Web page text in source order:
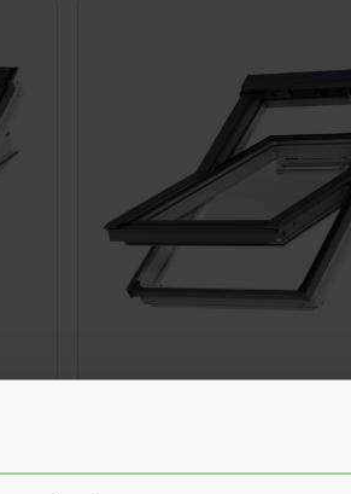
Ga naar product
Nu1.293,07per stuk